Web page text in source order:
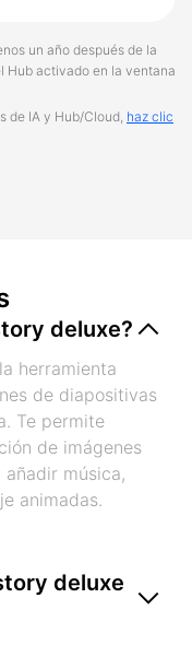
un año después de la
Hub activado en la ventana
de IA y Hub/Cloud, haz clic
deluxe?
herramienta
de diapositivas
Te permite
de imágenes
música,
animadas.
deluxe